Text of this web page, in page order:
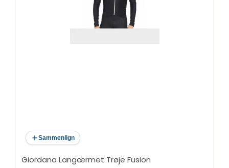
Sammenlign
Giordana Langærmet Trøje Fusion